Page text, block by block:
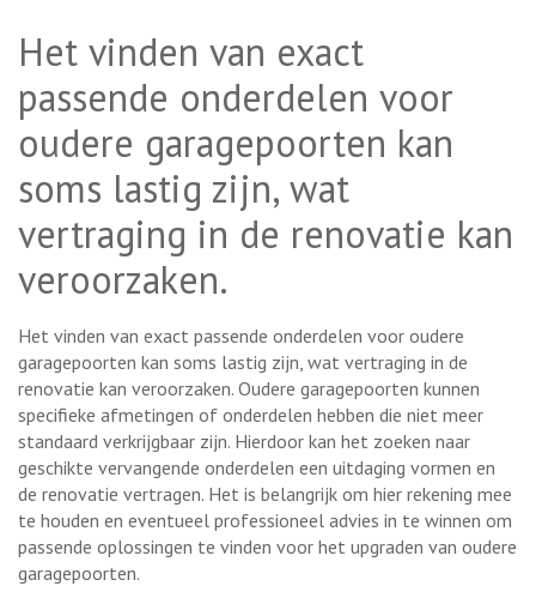
Het vinden van exact
passende onderdelen voor
oudere garagepoorten kan
soms lastig zijn, wat
vertraging in de renovatie kan
veroorzaken.
Het vinden van exact passende onderdelen voor oudere
garagepoorten kan soms lastig zijn, wat vertraging in de
renovatie kan veroorzaken. Oudere garagepoorten kunnen
specifieke afmetingen of onderdelen hebben die niet meer
standaard verkrijgbaar zijn. Hierdoor kan het zoeken naar
geschikte vervangende onderdelen een uitdaging vormen en
de renovatie vertragen. Het is belangrijk om hier rekening mee
te houden en eventueel professioneel advies in te winnen om
passende oplossingen te vinden voor het upgraden van oudere
garagepoorten.